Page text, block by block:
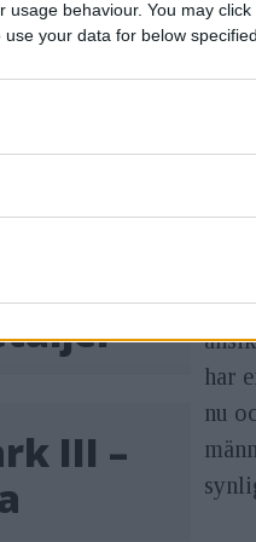
behaviour. You may
your data for below
med bland annat
sökare
– se
III –
För
R5
har
nu